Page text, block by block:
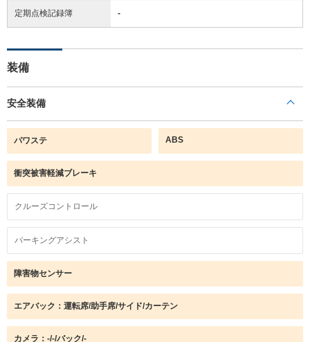
定期点検記録簿 -
装備
安全装備
パワステ ABS
衝突被害軽減ブレーキ
クルーズコントロール
パーキングアシスト
障害物センサー
エアバック：運転席/助手席/サイド/カーテン
カメラ：-/-/バック/-